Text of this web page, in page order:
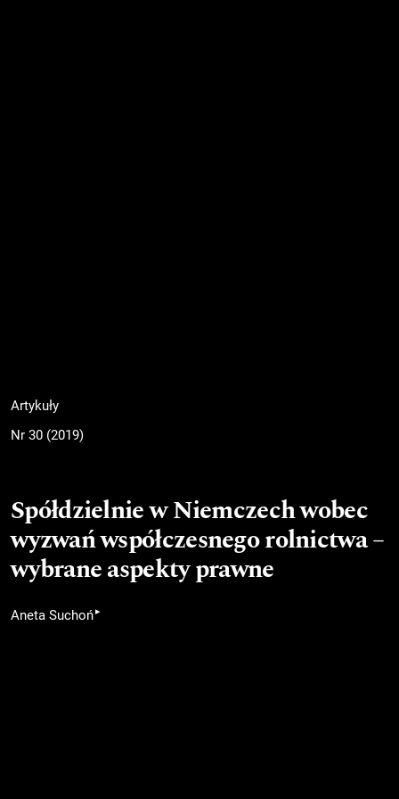
Artykuły
Nr 30 (2019)
Spółdzielnie w Niemczech wobec
wyzwań współczesnego rolnictwa –
wybrane aspekty prawne
Aneta Suchoń▸